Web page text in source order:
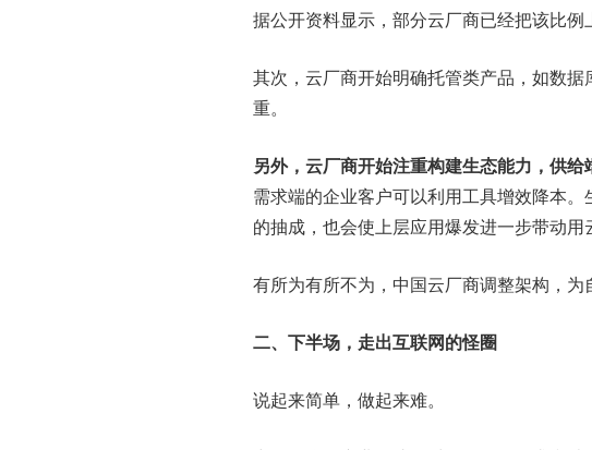
据公开资料显示，部分云厂商已经把该比例
其次，云厂商开始明确托管类产品，如数
重。
另外，云厂商开始注重构建生态能力，供
需求端的企业客户可以利用工具增效降本
的抽成，也会使上层应用爆发进一步带动用
有所为有所不为，中国云厂商调整架构，为
二、 下半场，走出互联网的怪圈
说起来简单，做起来难。